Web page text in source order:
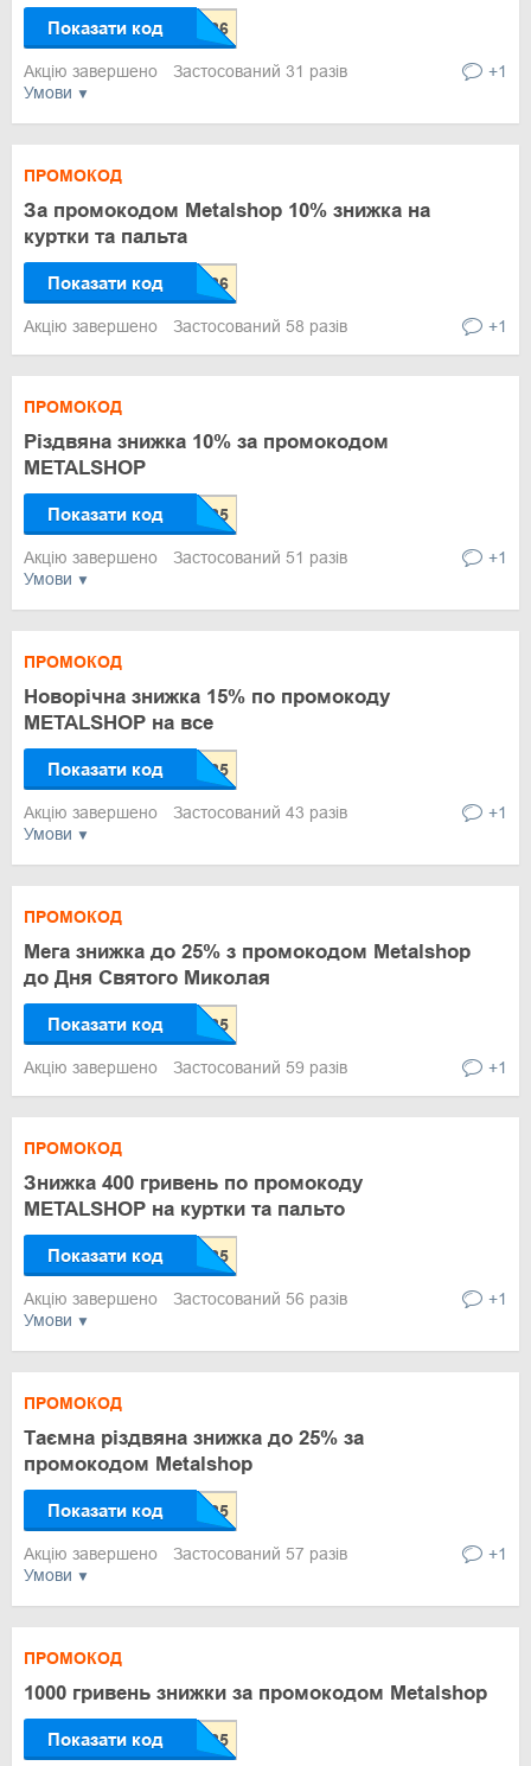
Умови
Показати код
Акцію завершено Застосований 31 разів +1
ПРОМОКОД
За промокодом Metalshop 10% знижка на
куртки та пальта
Показати код
Акцію завершено Застосований 58 разів +1
Умови
ПРОМОКОД
Різдвяна знижка 10% за промокодом
METALSHOP
Показати код
Акцію завершено Застосований 51 разів +1
Умови
ПРОМОКОД
Новорічна знижка 15% по промокоду
METALSHOP на все
Показати код
Акцію завершено Застосований 43 разів +1
ПРОМОКОД
Мега знижка до 25% з промокодом Metalshop
до Дня Святого Миколая
Показати код
Акцію завершено Застосований 59 разів +1
Умови
ПРОМОКОД
Знижка 400 гривень по промокоду
METALSHOP на куртки та пальто
Показати код
Акцію завершено Застосований 56 разів +1
Умови
ПРОМОКОД
Таємна різдвяна знижка до 25% за
промокодом Metalshop
Показати код
Акцію завершено Застосований 57 разів +1
ПРОМОКОД
1000 гривень знижки за промокодом Metalshop
Показати код